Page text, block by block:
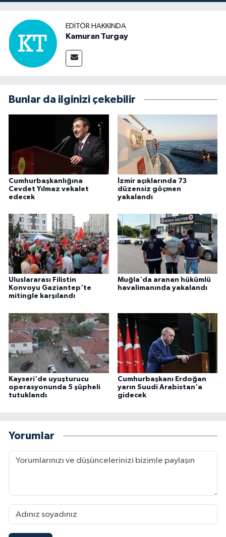
EDITÖR HAKKINDA
Kamuran Turgay
Bunlar da ilginizi çekebilir
Cumhurbaşkanlığına
Cevdet Yılmaz vekalet
edecek
İzmir açıklarında 73
düzensiz göçmen
yakalandı
Uluslararası Filistin
Konvoyu Gaziantep'te
mitingle karşılandı
Muğla'da aranan hükümlü
havalimanında yakalandı
Kayseri'de uyuşturucu
operasyonunda 5 şüpheli
tutuklandı
Cumhurbaşkanı Erdoğan
yarın Suudi Arabistan'a
gidecek
Yorumlar